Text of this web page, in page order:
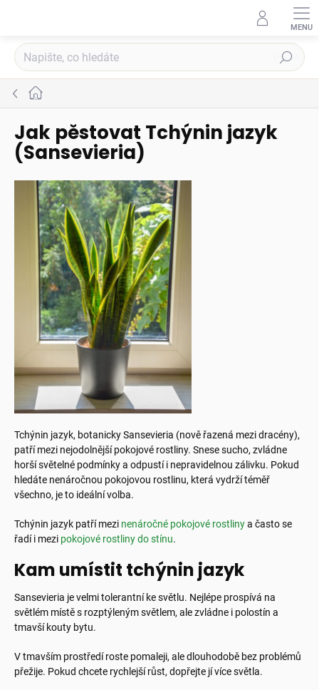
Hledat
Domů
Jak pěstovat Tchýnin jazyk
(Sansevieria)
Tchýnin jazyk, botanicky Sansevieria (nově řazená mezi dracény),
patří mezi nejodolnější pokojové rostliny. Snese sucho, zvládne
horší světelné podmínky a odpustí i nepravidelnou zálivku. Pokud
hledáte nenáročnou pokojovou rostlinu, která vydrží téměř
všechno, je to ideální volba.
Tchýnin jazyk patří mezi nenáročné pokojové rostlinya často se
řadí i mezi pokojové rostliny do stínu.
Kam umístit tchýnin jazyk
Sansevieria je velmi tolerantní ke světlu. Nejlépe prospívá na
světlém místě s rozptýleným světlem, ale zvládne i polostín a
tmavší kouty bytu.
V tmavším prostředí roste pomaleji, ale dlouhodobě bez problémů
přežije. Pokud chcete rychlejší růst, dopřejte jí více světla.